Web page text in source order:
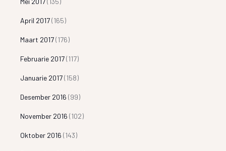
April 2017(165)
Maart 2017(176)
Februarie 2017(117)
Januarie 2017(158)
Desember 2016 (99)
November 2016 (102)
Oktober 2016 (143)